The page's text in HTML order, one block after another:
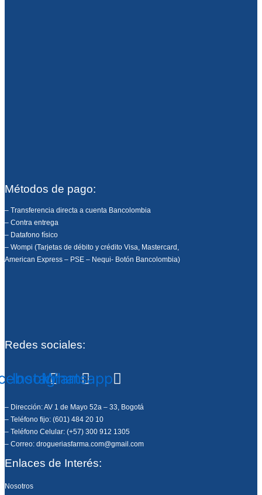
Métodos de pago:
– Transferencia directa a cuenta Bancolombia
– Contra entrega
– Datafono físico
– Wompi (Tarjetas de débito y crédito Visa, Mastercard,
American Express – PSE – Nequi- Botón Bancolombia)
Redes sociales:
Instagram
Whatsapp
– Dirección: AV 1 de Mayo 52a – 33, Bogotá
– Teléfono fijo: (601) 484 20 10
– Teléfono Celular: (+57) 300 912 1305
– Correo: drogueriasfarma.com@gmail.com
Enlaces de Interés:
Nosotros